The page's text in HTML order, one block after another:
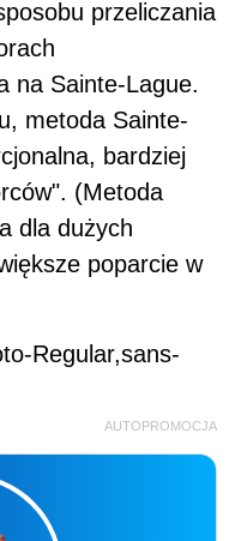
przeliczania
na Sainte-Lague.
metoda Sainte-
bardziej
(Metoda
dla dużych
poparcie w
Regular,sans-
AUTOPROMOCJA